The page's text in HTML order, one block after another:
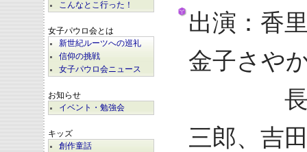
こんなとこ行った！
女子パウロ会とは
新世紀ルーツへの巡礼
信仰の挑戦
女子パウロ会ニュース
お知らせ
イベント・勉強会
キッズ
創作童話
出演：香
金子さや
長澤ま
三郎、吉